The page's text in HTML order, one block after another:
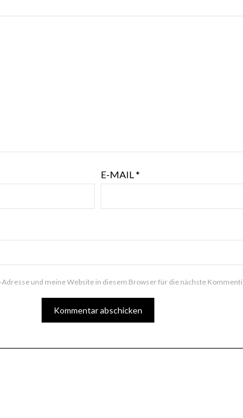
E-MAIL*
und meine Website in diesem Browser für die nächste